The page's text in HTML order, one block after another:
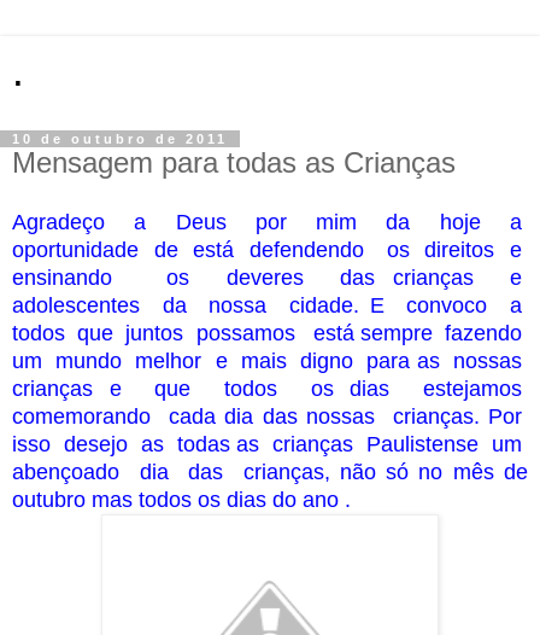
.
10 de outubro de 2011
Mensagem para todas as Crianças
Agradeço a Deus por mim da hoje a
oportunidade de está defendendo os direitos e
ensinando os deveres das crianças e
adolescentes da nossa cidade. E convoco a
todos que juntos possamos está sempre fazendo
um mundo melhor e mais digno para as nossas
crianças e que todos os dias estejamos
comemorando cada dia das nossas crianças. Por
isso desejo as todas as crianças Paulistense um
abençoado dia das crianças, não só no mês de
outubro mas todos os dias do ano .